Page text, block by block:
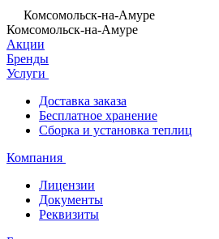
Комсомольск-на-Амуре
Комсомольск-на-Амуре
Акции
Бренды
Услуги
Доставка заказа
Бесплатное хранение
Сборка и установка теплиц
Компания
Лицензии
Документы
Реквизиты